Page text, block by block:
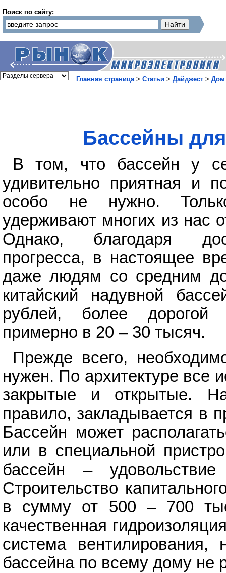
Поиск по сайту:
Главная страница> Статьи > Дайджест > Дом
Бассейны
В том, что бассейн у
удивительно приятная и
особо не нужно.
удерживают многих из нас
Однако, благодаря
прогресса, в настоящее
даже людям со средним
китайский надувной
рублей, более дорогой
примерно в 20 – 30 тысяч.
Прежде всего,
нужен. По архитектуре все
закрытые и открытые.
правило, закладывается в
Бассейн может
или в специальной
бассейн –
Строительство
в сумму от 500 – 700
качественная
система
бассейна по всему дому не